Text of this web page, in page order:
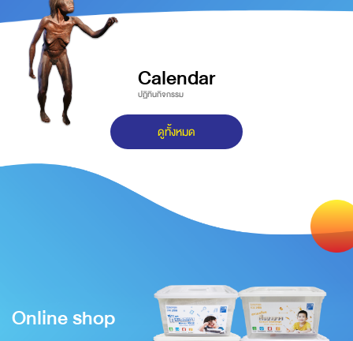
Calendar
ปฏิทินกิจกรรม
ดูทั้งหมด
Online shop